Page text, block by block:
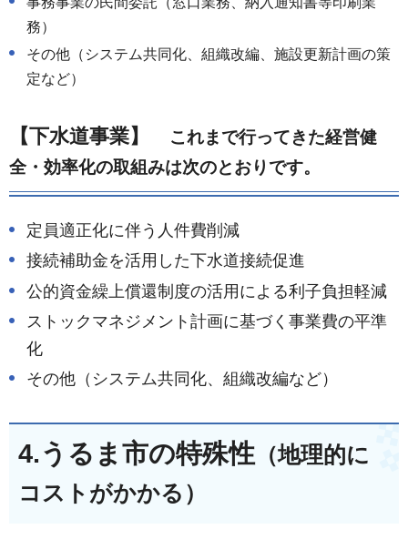
務）
その他（システム共同化、組織改編、施設更新計画の策
定など）
【下水道事業】
これまで行ってきた経営健
全・効率化の取組みは次のとおりです。
定員適正化に伴う人件費削減
接続補助金を活用した下水道接続促進
公的資金繰上償還制度の活用による利子負担軽減
ストックマネジメント計画に基づく事業費の平準
化
その他（システム共同化、組織改編など）
4.うるま市の特殊性 （地理的に
コストがかかる）